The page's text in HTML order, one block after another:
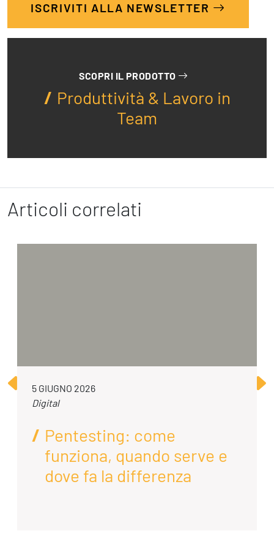
ISCRIVITI ALLA NEWSLETTER
SCOPRI IL PRODOTTO
Produttività & Lavoro in
Team
Articoli correlati
5 GIUGNO 2026
Digital
Pentesting: come
funziona, quando serve e
dove fa la differenza